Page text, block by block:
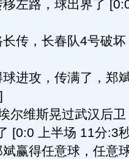
左路，球出界了
传，长春队4号破
进攻，传满了，郑
尔维斯晃过武汉后
[0:0 上半场 11分:3
赢得任意球，任意